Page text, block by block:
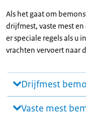
Als het gaat om
drijfmest, vaste mest
er speciale regels als u
vrachten vervoert naar
Drijfmest
Vaste mest